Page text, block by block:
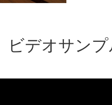
ビデオサン